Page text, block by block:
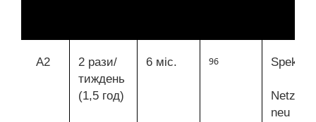
А2
2 рази/
тиждень
(1,5 год)
6 міс. 96
neu